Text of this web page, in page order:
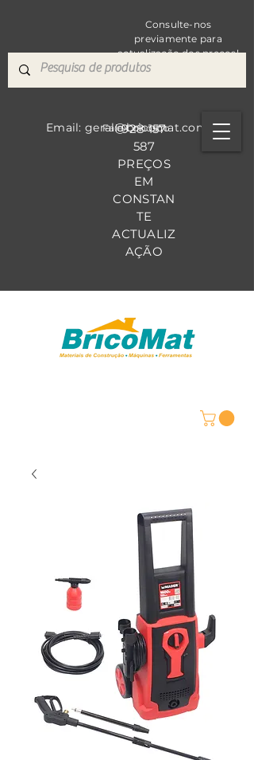
Consulte-nos
previamente para
actualização dos preços!
928 157
587
PREÇOS
EM
CONSTAN
TE
ACTUALIZ
AÇÃO
Fale Conosco
Email: geral@bricomat.com